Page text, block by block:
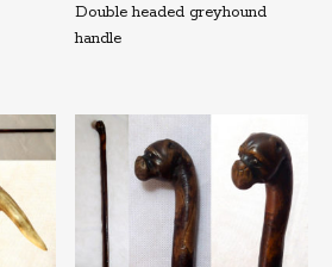
Double headed greyhound
handle